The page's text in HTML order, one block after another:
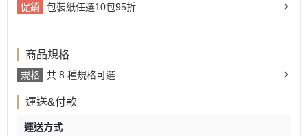
促銷 包裝紙任選10包95折
商品規格
規格 共 8 種規格可選
運送&付款
運送方式